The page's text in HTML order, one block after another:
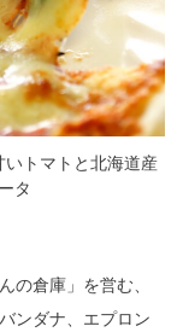
トマトと北海道産
タ
の倉庫」を営む、
ンダナ、エプロン